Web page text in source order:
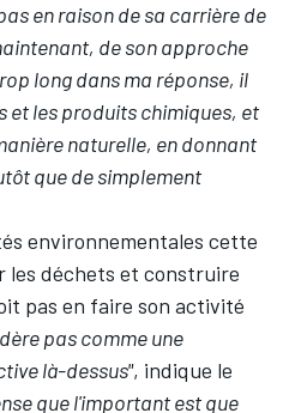
en raison de sa carrière de
de son approche
long dans ma réponse, il
et les produits chimiques, et
naturelle, en donnant
que de simplement
environnementales cette
les déchets et construire
pas en faire son activité
pas comme une
là-dessus", indique le
que l'important est que